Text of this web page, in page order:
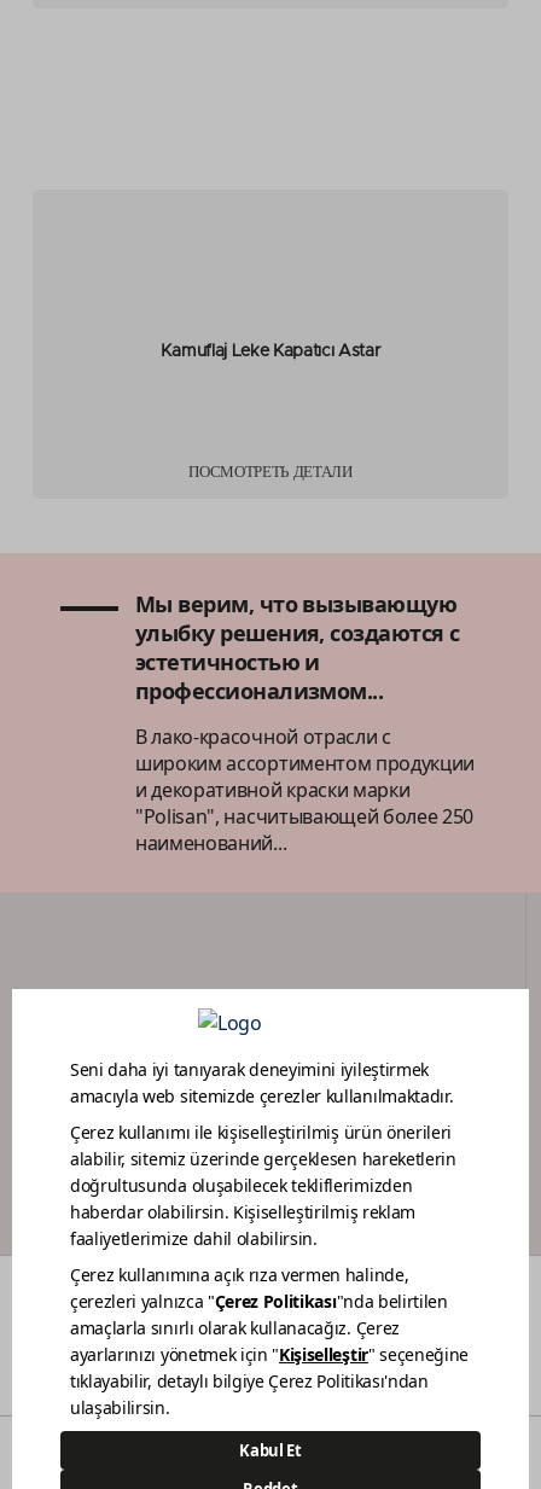
Kamuflaj Leke Kapatıcı Astar
ПОСМОТРЕТЬ ДЕТАЛИ
Мы верим, что вызывающую
улыбку решения, создаются с
эстетичностью и
профессионализмом...
В лако-красочной отрасли с
широким ассортиментом продукции
и декоративной краски марки
"Polisan", насчитывающей более 250
наименований...
ПОРТАЛ ДИЛЕРОВ
ПРОГРАММА ЛОЯЛЬНОСТИ МАЛЯРОВ
ЦВЕТА О НАС УСТОЙЧИВОСТЬ ДИЛЕРЫ
КОНТАКТЫ
© 2021 Polisan Kansai Boya San. ve Tic. A.Ş. | Все права защищены.
Demircilerosb Mah. Refik Baydur Cad. No:7/3